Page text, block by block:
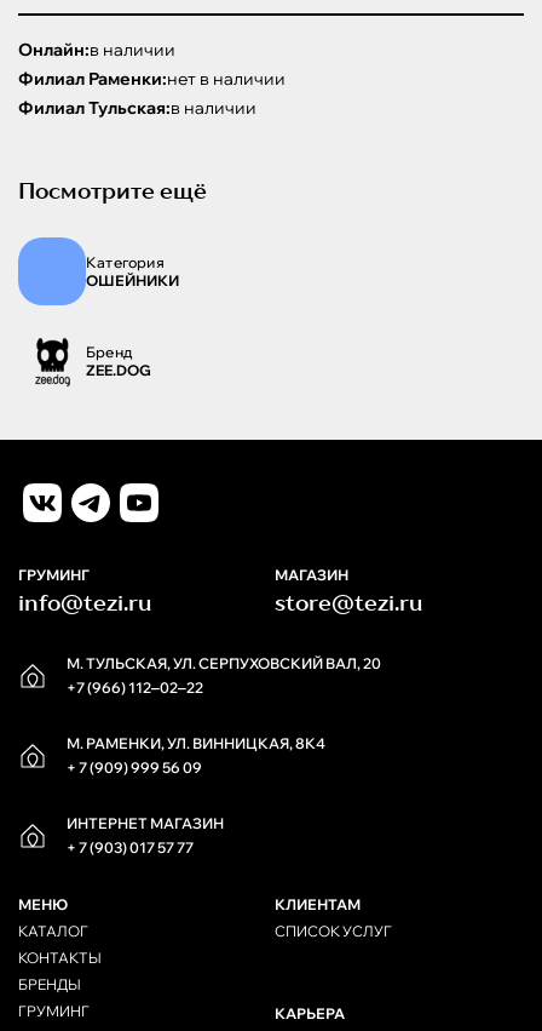
Онлайн:в наличии
Филиал Раменки:нет в наличии
Филиал Тульская:в наличии
Посмотрите ещё
Категория
ОШЕЙНИКИ
Бренд
ZEE.DOG
М. ТУЛЬСКАЯ, УЛ. СЕРПУХОВСКИЙ ВАЛ, 20
+7 (966) 112‒02‒22
М. РАМЕНКИ, УЛ. ВИННИЦКАЯ, 8К4
+ 7 (909) 999 56 09
ИНТЕРНЕТ МАГАЗИН
+ 7 (903) 017 57 77
ГРУМИНГ
info@tezi.ru
МАГАЗИН
store@tezi.ru
МЕНЮ
КАТАЛОГ
КОНТАКТЫ
БРЕНДЫ
ГРУМИНГ
КЛИЕНТАМ
СПИСОК УСЛУГ
КАРЬЕРА